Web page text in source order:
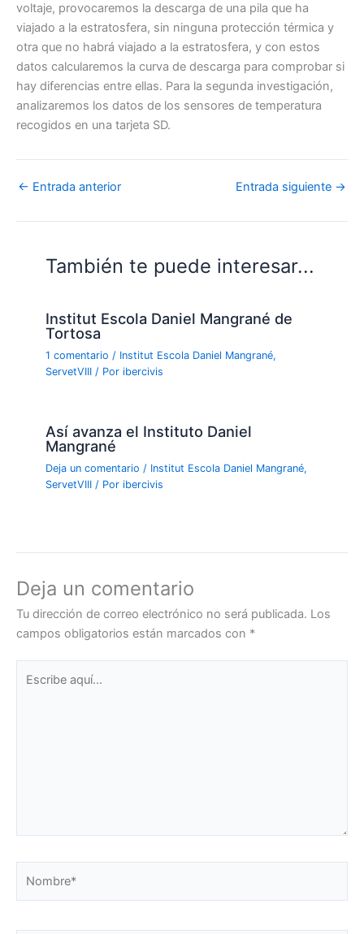
voltaje, provocaremos la descarga de una pila que ha
viajado a la estratosfera, sin ninguna protección térmica y
otra que no habrá viajado a la estratosfera, y con estos
datos calcularemos la curva de descarga para comprobar si
hay diferencias entre ellas. Para la segunda investigación,
analizaremos los datos de los sensores de temperatura
recogidos en una tarjeta SD.
← Entrada anterior Entrada siguiente →
También te puede interesar...
Institut Escola Daniel Mangrané de
Tortosa
1 comentario / Institut Escola Daniel Mangrané,
ServetVIII / Poribercivis
Así avanza el Instituto Daniel
Mangrané
Deja un comentario / Institut Escola Daniel Mangrané,
ServetVIII / Poribercivis
Deja un comentario
Tu dirección de correo electrónico no será publicada. Los
campos obligatorios están marcados con *